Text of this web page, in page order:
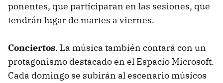
ponentes, que participaran en las sesiones, que
tendrán lugar de martes a viernes.
Conciertos. La música también contará con un
protagonismo destacado en el Espacio Microsoft.
Cada domingo se subirán al escenario músicos